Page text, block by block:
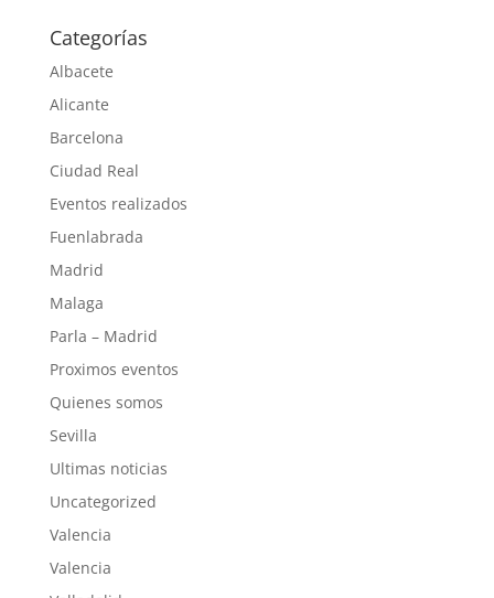
Categorías
Albacete
Alicante
Barcelona
Ciudad Real
Eventos realizados
Fuenlabrada
Madrid
Malaga
Parla – Madrid
Proximos eventos
Quienes somos
Sevilla
Ultimas noticias
Uncategorized
Valencia
Valencia